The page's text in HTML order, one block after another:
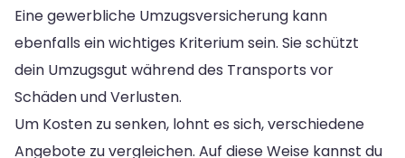
Eine gewerbliche Umzugsversicherung kann
ebenfalls ein wichtiges Kriterium sein. Sie schützt
dein Umzugsgut während des Transports vor
Schäden und Verlusten.
Um Kosten zu senken, lohnt es sich, verschiedene
Angebote zu vergleichen. Auf diese Weise kannst du